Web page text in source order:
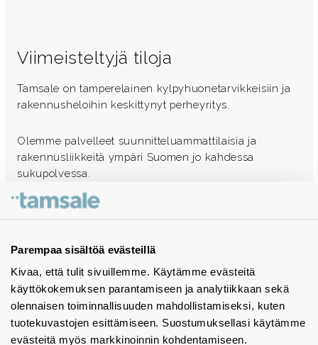
Parempaa sisältöä evästeillä
Kivaa, että tulit sivuillemme. Käytämme evästeitä
käyttökokemuksen parantamiseen ja analytiikkaan sekä
olennaisen toiminnallisuuden mahdollistamiseksi, kuten
tuotekuvastojen esittämiseen. Suostumuksellasi käytämme
evästeitä myös markkinoinnin kohdentamiseen.
Viimeisteltyjä tiloja
Tamsale on tamperelainen kylpyhuonetarvikkeisiin ja
rakennusheloihin keskittynyt perheyritys.
Olemme palvelleet suunnitteluammattilaisia ja
rakennusliikkeitä ympäri Suomen jo kahdessa
sukupolvessa.
Ota yhteyttä - autamme mielellämme
Tuotekuvastot
Instagram
BIM-objektit
Yhteystiedot